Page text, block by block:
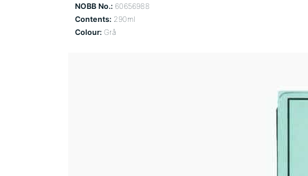
NOBB No.: 60656988
Contents: 290ml
Colour: Grå